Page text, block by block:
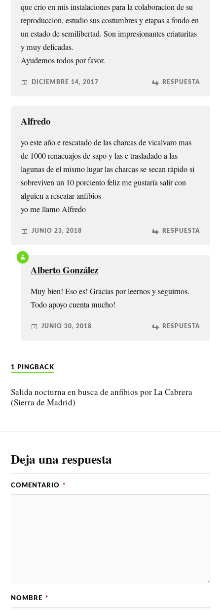
que crio en mis instalaciones para la colaboracion de su
reproduccion, estudio sus costumbres y etapas a fondo en
un estado de semilibertad. Son impresionantes criaturitas
y muy delicadas.
Ayudemos todos por favor.
DICIEMBRE 14, 2017 RESPUESTA
Alfredo
yo este año e rescatado de las charcas de vicalvaro mas
de 1000 renacuajos de sapo y las e trasladado a las
lagunas de el mismo lugar las charcas se secan rápido si
sobreviven un 10 porciento feliz me gustaría salir con
alguien a rescatar anfibios
yo me llamo Alfredo
JUNIO 23, 2018 RESPUESTA
Alberto González
Muy bien! Eso es! Gracias por leernos y seguirnos.
Todo apoyo cuenta mucho!
JUNIO 30, 2018 RESPUESTA
1 PINGBACK
Salida nocturna en busca de anfibios por La Cabrera
(Sierra de Madrid)
Deja una respuesta
COMENTARIO *
NOMBRE *